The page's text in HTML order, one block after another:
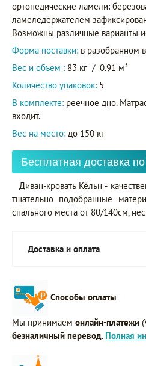
ортопедические ламели:
ламеледержателем
Возможны различные варианты
Форма поставки: в разобранном
Вес и объем : 83 кг / 0.91 м3
Количество упаковок: 5
В комплекте: реечное дно.
входит.
Вес на место: до 150 кг
Бесплатная доставка
Диван-кровать Кёльн -
тщательно подобранные
спального места от 80/140см,
Доставка и оплата
Способы оплаты
Мы принимаем онлайн-платежи
безналичный перевод. Полная